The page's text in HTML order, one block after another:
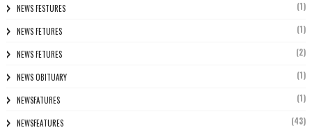
NEWS FESTURES (1)
NEWS FETURES (1)
NEWS FETURES (2)
NEWS OBITUARY (1)
NEWSFATURES (1)
NEWSFEATURES (43)